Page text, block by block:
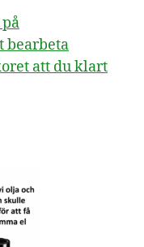
bearbeta
att du klart